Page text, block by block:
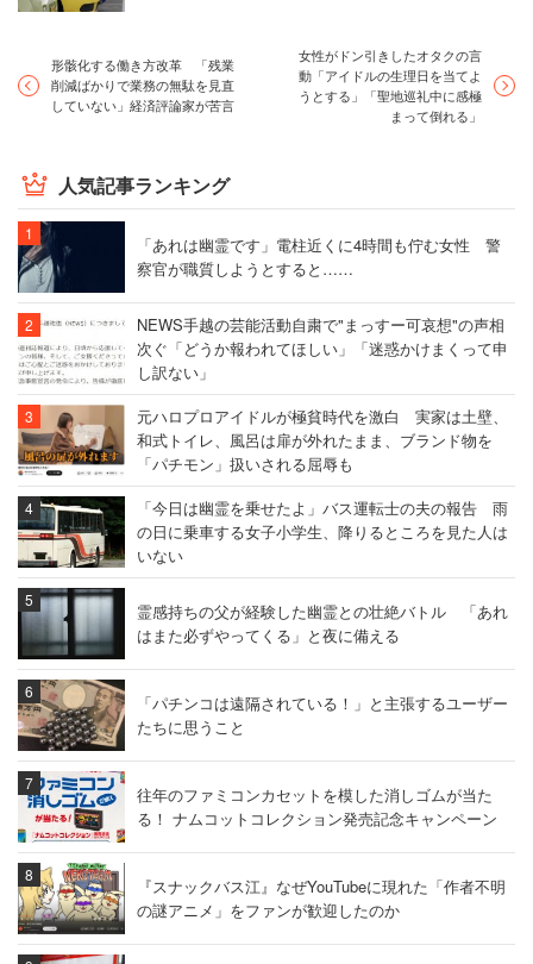
形骸化する働き方改革 「残業
削減ばかりで業務の無駄を見直
していない」経済評論家が苦言
女性がドン引きしたオタクの言
動「アイドルの生理日を当てよ
うとする」「聖地巡礼中に感極
まって倒れる」
人気記事ランキング
「あれは幽霊です」電柱近くに4時間も佇む女性 警
察官が職質しようとすると……
NEWS手越の芸能活動自粛で"まっすー可哀想"の声相
次ぐ「どうか報われてほしい」「迷惑かけまくって申
し訳ない」
元ハロプロアイドルが極貧時代を激白 実家は土壁、
和式トイレ、風呂は扉が外れたまま、ブランド物を
「パチモン」扱いされる屈辱も
「今日は幽霊を乗せたよ」バス運転士の夫の報告 雨
の日に乗車する女子小学生、降りるところを見た人は
いない
霊感持ちの父が経験した幽霊との壮絶バトル 「あれ
はまた必ずやってくる」と夜に備える
「パチンコは遠隔されている！」と主張するユーザー
たちに思うこと
往年のファミコンカセットを模した消しゴムが当た
る！ ナムコットコレクション発売記念キャンペーン
『スナックバス江』なぜYouTubeに現れた「作者不明
の謎アニメ」をファンが歓迎したのか